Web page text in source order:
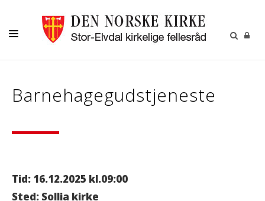
KONFIRMASJON
Barnehagegudstjeneste
Tid: 16.12.2025 kl.09:00
Sted: Sollia kirke